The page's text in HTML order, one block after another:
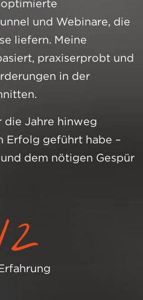
optimierte
und Webinare, die
liefern. Meine
praxiserprobt und
in der
die Jahre hinweg
Erfolg geführt habe –
dem nötigen Gespür